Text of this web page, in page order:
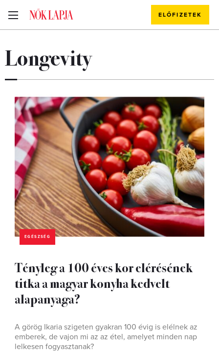
ELŐFIZETEK
Longevity
EGÉSZSÉG
Tényleg a 100 éves kor elérésének
titka a magyar konyha kedvelt
alapanyaga?
A görög Ikaria szigeten gyakran 100 évig is elélnek az
emberek, de vajon mi az az étel, amelyet minden nap
lelkesen fogyasztanak?